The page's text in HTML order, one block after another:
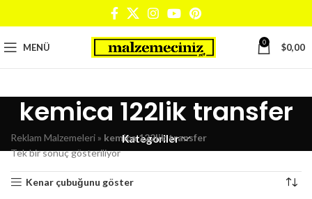
MENÜ 0 $0,00
kemica 122lik transfer
Kategoriler
Reklam Malzemeleri » kemica 122lik transfer
Tek bir sonuç gösteriliyor
Kenar çubuğunu göster